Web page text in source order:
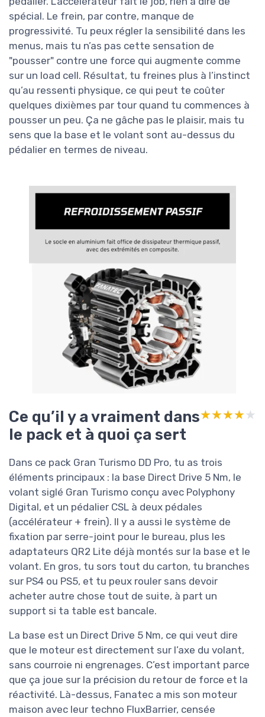
spécial. Le frein, par contre, manque de
progressivité. Tu peux régler la sensibilité dans les
menus, mais tu n’as pas cette sensation de
"pousser" contre une force qui augmente comme
sur un load cell. Résultat, tu freines plus à l’instinct
qu’au ressenti physique, ce qui peut te coûter
quelques dixièmes par tour quand tu commences à
pousser un peu. Ça ne gâche pas le plaisir, mais tu
sens que la base et le volant sont au-dessus du
pédalier en termes de niveau.
Ce qu’il y a vraiment dans
le pack et à quoi ça sert
★★★★★
★★★★★
Dans ce pack Gran Turismo DD Pro, tu as trois
éléments principaux : la base Direct Drive 5 Nm, le
volant siglé Gran Turismo conçu avec Polyphony
Digital, et un pédalier CSL à deux pédales
(accélérateur + frein). Il y a aussi le système de
fixation par serre-joint pour le bureau, plus les
adaptateurs QR2 Lite déjà montés sur la base et le
volant. En gros, tu sors tout du carton, tu branches
sur PS4 ou PS5, et tu peux rouler sans devoir
acheter autre chose tout de suite, à part un
support si ta table est bancale.
La base est un Direct Drive 5 Nm, ce qui veut dire
que le moteur est directement sur l’axe du volant,
sans courroie ni engrenages. C’est important parce
que ça joue sur la précision du retour de force et la
réactivité. Là-dessus, Fanatec a mis son moteur
maison avec leur techno FluxBarrier, censée